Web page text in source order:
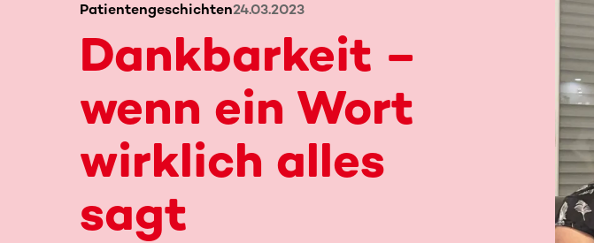
Patientengeschichten24.03.2023
Dankbarkeit –
wenn ein Wort
wirklich alles
sagt